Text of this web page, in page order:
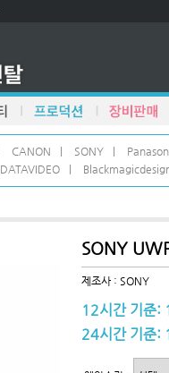
CANON SONY
DATAVIDEO
SONY
제조사 : SONY
12시간 기준:
24시간 기준: